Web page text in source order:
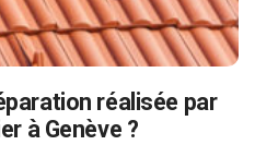
réalisée par
à Genève ?